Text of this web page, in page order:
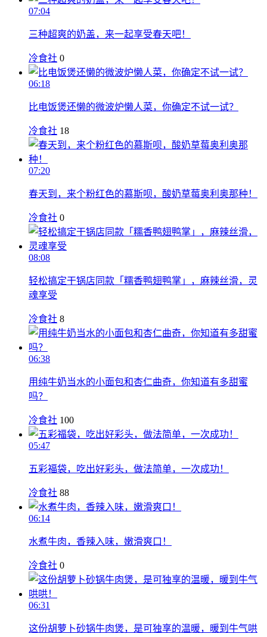
07:04
三种超爽的奶盖，来一起享受春天吧！
冷食社 0
06:18
比电饭煲还懒的微波炉懒人菜，你确定不试一试？
冷食社 18
07:20
春天到，来个粉红色的慕斯呗，酸奶草莓奥利奥那种！
冷食社 0
08:08
轻松搞定干锅店同款「糯香鸭翅鸭掌」，麻辣丝滑，灵
魂享受
冷食社 8
06:38
用纯牛奶当水的小面包和杏仁曲奇，你知道有多甜蜜
吗？
冷食社 100
05:47
五彩福袋，吃出好彩头，做法简单，一次成功！
冷食社 88
06:14
水煮牛肉，香辣入味，嫩滑爽口！
冷食社 0
06:31
这份胡萝卜砂锅牛肉煲，是可独享的温暖，暖到牛气哄